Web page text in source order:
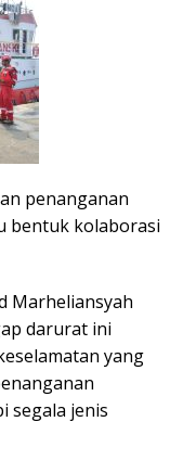
penanganan
bentuk kolaborasi
Marheliansyah
darurat ini
yang
segala jenis